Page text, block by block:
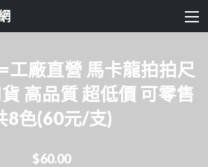
工廠直營 馬卡龍拍拍尺
高品質 超低價 可零售
8色(60元/支)
$60.00